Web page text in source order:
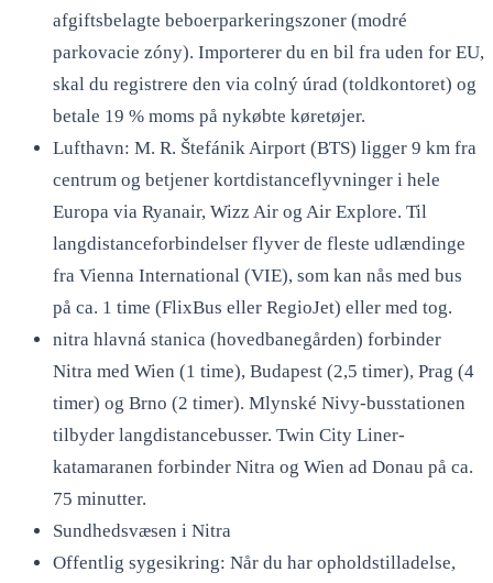
afgiftsbelagte beboerparkeringszoner (modré
parkovacie zóny). Importerer du en bil fra uden for EU,
skal du registrere den via colný úrad (toldkontoret) og
betale 19 % moms på nykøbte køretøjer.
Lufthavn: M. R. Štefánik Airport (BTS) ligger 9 km fra
centrum og betjener kortdistanceflyvninger i hele
Europa via Ryanair, Wizz Air og Air Explore. Til
langdistanceforbindelser flyver de fleste udlændinge
fra Vienna International (VIE), som kan nås med bus
på ca. 1 time (FlixBus eller RegioJet) eller med tog.
nitra hlavná stanica (hovedbanegården) forbinder
Nitra med Wien (1 time), Budapest (2,5 timer), Prag (4
timer) og Brno (2 timer). Mlynské Nivy-busstationen
tilbyder langdistancebusser. Twin City Liner-
katamaranen forbinder Nitra og Wien ad Donau på ca.
75 minutter.
Sundhedsvæsen i Nitra
Offentlig sygesikring: Når du har opholdstilladelse,